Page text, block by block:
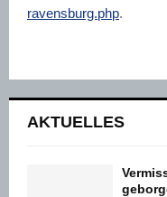
ravensburg.php.
AKTUELLES